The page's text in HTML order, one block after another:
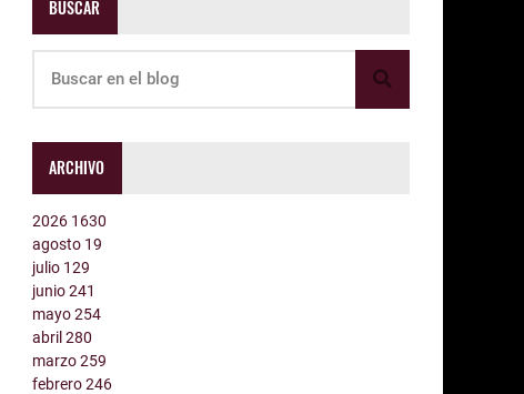
BUSCAR
ARCHIVO
2026 1630
agosto 19
julio 129
junio241
mayo254
abril280
marzo259
febrero246